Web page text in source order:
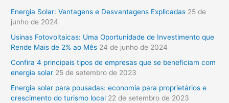
u
i
s
o
Energia Solar: Vantagens e Desvantagens Explicadas 25 de
junho de 2024
Usinas Fotovoltaicas: Uma Oportunidade de Investimento que
Rende Mais de 2% ao Mês 24 de junho de 2024
Confira 4 principais tipos de empresas que se beneficiam com
energia solar 25 de setembro de 2023
Energia solar para pousadas: economia para proprietários e
crescimento do turismo local 22 de setembro de 2023